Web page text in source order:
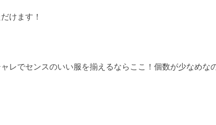
けます！
レでセンスのいい服を揃えるならここ！個数が少なめな